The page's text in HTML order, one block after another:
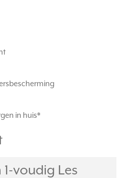
in huis*
voudig Les